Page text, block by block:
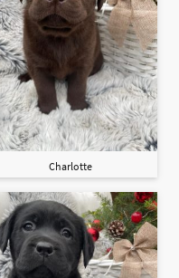
Charlotte